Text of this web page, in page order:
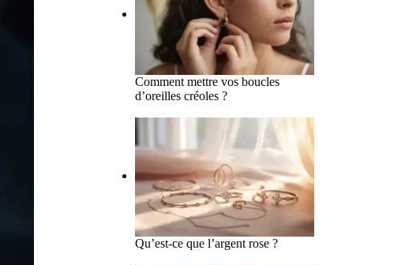
Comment mettre vos boucles
d’oreilles créoles ?
Qu’est-ce que l’argent rose ?